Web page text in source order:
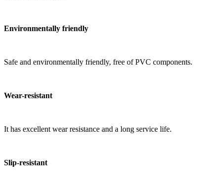
Environmentally friendly
Safe and environmentally friendly, free of PVC components.
Wear-resistant
It has excellent wear resistance and a long service life.
Slip-resistant